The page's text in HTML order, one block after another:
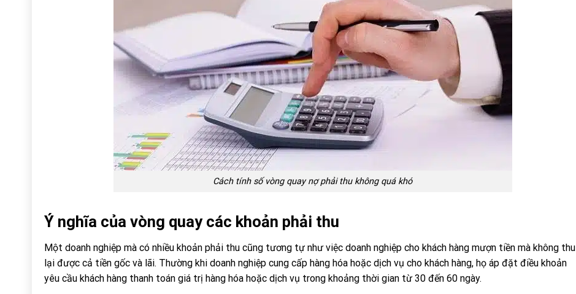
Cách tính số vòng quay nợ phải thu không quá khó
Ý nghĩa của vòng quay các khoản phải thu
Một doanh nghiệp mà có nhiều khoản phải thu cũng tương tự như việc doanh nghiệp cho khách hàng mượn tiền mà không thu
lại được cả tiền gốc và lãi. Thường khi doanh nghiệp cung cấp hàng hóa hoặc dịch vụ cho khách hàng, họ áp đặt điều khoản
yêu cầu khách hàng thanh toán giá trị hàng hóa hoặc dịch vụ trong khoảng thời gian từ 30 đến 60 ngày.